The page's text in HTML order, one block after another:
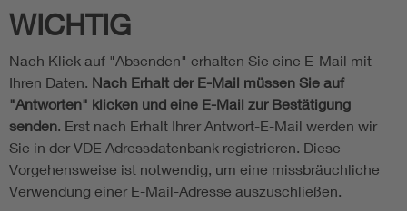
WICHTIG
Nach Klick auf "Absenden" erhalten Sie eine E-Mail mit
Ihren Daten. Nach Erhalt der E-Mail müssen Sie auf
"Antworten" klicken und eine E-Mail zur Bestätigung
senden. Erst nach Erhalt Ihrer Antwort-E-Mail werden wir
Sie in der VDE Adressdatenbank registrieren. Diese
Vorgehensweise ist notwendig, um eine missbräuchliche
Verwendung einer E-Mail-Adresse auszuschließen.